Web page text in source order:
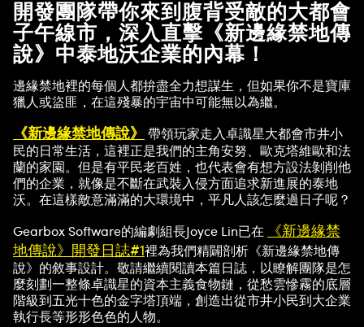
開發團隊帶你來到腹背受敵的大都會
子午線市，深入直擊《新邊緣禁地傳
說》中泰地沃企業的內幕！
邊緣禁地裡的每個人都拚盡全力想謀生，但如果你不是寶庫
獵人或盜匪，在這殘暴的宇宙中可能無以為繼。
《新邊緣禁地傳說》 帶領玩家走入卓識星大都會市井小
民的日常生活，這裡正是我們的主角安努、歐克塔維歐和法
蘭的家園。但是有平民老百姓，也代表會有想方設法剝削他
們的企業，就像是不斷在武裝入侵方面追求新進展的泰地
沃。在這樣敵意滿滿的大環境中，平凡人該怎麼過日子呢？
Gearbox Software的編劇組長Joyce Lin已在
《新邊緣禁
地傳說》開發日誌#1裡為我們精闢剖析《新邊緣禁地傳
說》的敘事設計。敬請繼續閱讀本篇日誌，以瞭解團隊是怎
麼刻劃一整條卓識星的資本主義食物鏈，從愁雲慘霧的底層
階級到五光十色的金字塔頂端，創造出從市井小民到大企業
執行長等形形色色的人物。